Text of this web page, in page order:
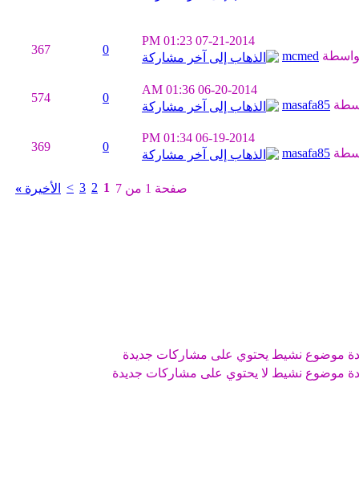
07-21-2014
01:23 PM
mcmed
0
367
06-20-2014
01:36 AM
masafa85
0
574
06-19-2014
01:34 PM
masafa85
0
369
صفحة 1 من 7 1
2
3
> الأخيرة »
موضوع نشيط يحتوي على مشاركات جديدة
موضوع نشيط لا يحتوي على مشاركات جديدة